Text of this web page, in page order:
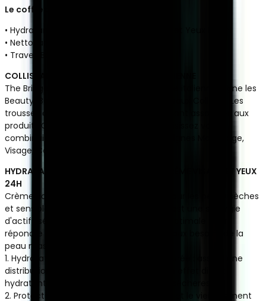
Le coffret est composé de :
• Hydratant Protecteur Quotidien Visage et Yeux 80 ml
• Nettoyant Scrub Visage et Barbe 30 ml
• Travel-Bag THE BRIDGE
COLLISTAR ET THE BRIDGE, PASSION ITALIENNE
The Bridge, excellence de la maroquinerie italienne, signe les
Beauty-Bag exclusives des coffrets cadeaux Collistar. Les
trousses au design élégant et essentiel sont associées aux
produits Collistar les plus appréciés : choisissez votre
combinaison parmi les propositions des lignes Maquillage,
Visage, Corps et Homme.
HYDRATANT PROTECTEUR QUOTIDIEN CRÈME VISAGE ET YEUX
24H
Crème riche et ultra-confort indiquée pour les peaux sèches
et sensibles. Hydra Face&Eye Complex® est une synergie
d'actifs sélectionnés en concentration optimale pour
répondre avec la plus grande efficacité aux besoins de la
peau masculine.
1. Hydratation immédiate et de longue durée : assure une
distribution optimale sur la peau avec un effet direct
hydratant longue durée et indirect anti-sécheresse.
2. Protection contre le stress, la pollution et le vieillissement